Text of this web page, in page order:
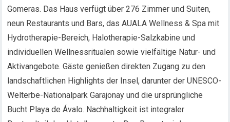
Gomeras. Das Haus verfügt über 276 Zimmer und Suiten,
neun Restaurants und Bars, das AUALA Wellness & Spa mit
Hydrotherapie-Bereich, Halotherapie-Salzkabine und
individuellen Wellnessritualen sowie vielfältige Natur- und
Aktivangebote. Gäste genießen direkten Zugang zu den
landschaftlichen Highlights der Insel, darunter der UNESCO-
Welterbe-Nationalpark Garajonay und die ursprüngliche
Bucht Playa de Ávalo. Nachhaltigkeit ist integraler